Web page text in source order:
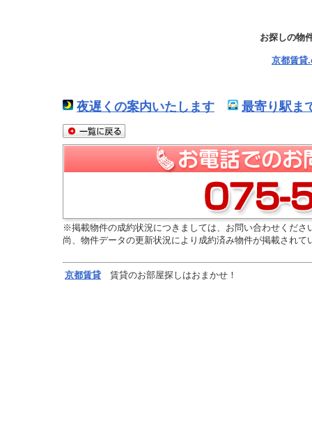
お探しの物
京都賃貸
夜遅くの案内いたします 最寄り駅ま
※掲載物件の成約状況につきましては、お問い合わせくださ
尚、物件データの更新状況により成約済み物件が掲載され
京都賃貸 賃貸のお部屋探しはおまかせ！